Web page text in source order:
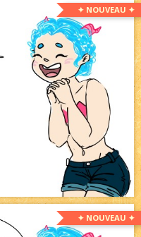
✦ NOUVEAU ✦
✦ NOUVEAU ✦